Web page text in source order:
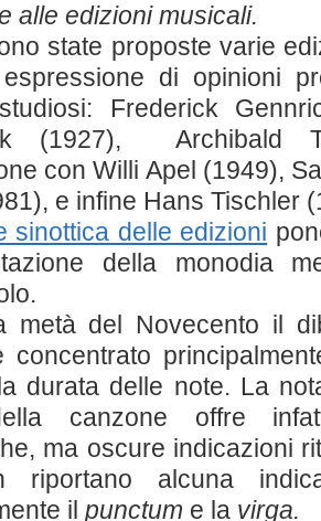
alle edizioni musicali.
state proposte varie
espressione di opinioni
Frederick
(1927), Archibald
con Willi Apel (1949),
e infine Hans Tischler
sinottica delle edizioni
della monodia
metà del Novecento il
durata delle note. La
canzone offre
ma oscure indicazioni
alcuna
il punctum e la virga.